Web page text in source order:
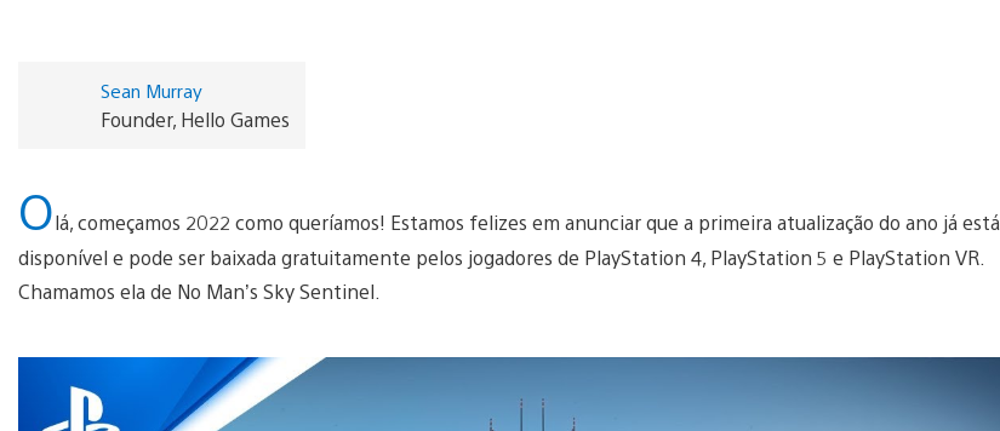
Sean Murray
Founder, Hello Games
Olá, começamos 2022 como queríamos! Estamos felizes em anunciar que a primeira atualização do ano já está
disponível e pode ser baixada gratuitamente pelos jogadores de PlayStation 4, PlayStation 5 e PlayStation VR.
Chamamos ela de No Man’s Sky Sentinel.